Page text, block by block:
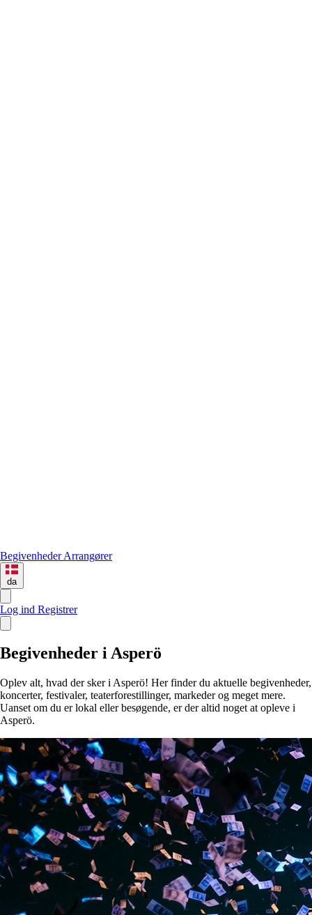
BegivenhederArrangører
da
Log ind Registrer
Begivenheder i Asperö
Oplev alt, hvad der sker i Asperö! Her finder du aktuelle begivenheder,
koncerter, festivaler, teaterforestillinger, markeder og meget mere.
Uanset om du er lokal eller besøgende, er der altid noget at opleve i
Asperö.